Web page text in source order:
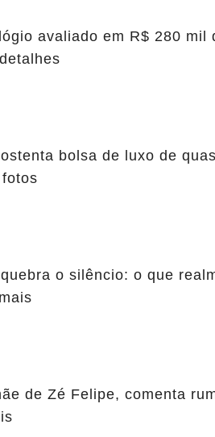
avaliado em R$ 280 mil
bolsa de luxo de
o silêncio: o que
de Zé Felipe, comenta